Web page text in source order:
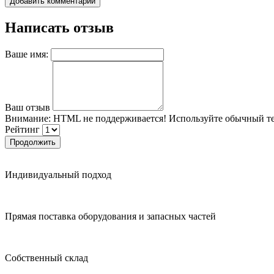
Написать отзыв
Ваше имя:
Ваш отзыв
Внимание: HTML не поддерживается! Используйте обычный
Рейтинг
Продолжить
Индивидуальный подход
Прямая поставка оборудования и запасных частей
Собственный склад